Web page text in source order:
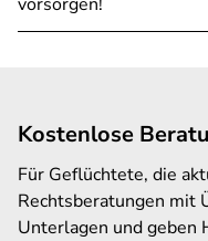
Kostenlose
Für Geflüchtete, die
Rechtsberatungen mit
Unterlagen und geben